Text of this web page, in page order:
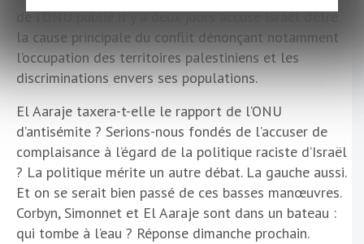
de l’ONU publié il y a deux jours accuse Israël d’être
la cause principale du conflit dénonçant notamment
l’occupation des territoires palestiniens et les
discriminations envers ses populations.
El Aaraje taxera-t-elle le rapport de l’ONU
d’antisémite ? Serions-nous fondés de l’accuser de
complaisance à l’égard de la politique raciste d’Israël
? La politique mérite un autre débat. La gauche aussi.
Et on se serait bien passé de ces basses manœuvres.
Corbyn, Simonnet et El Aaraje sont dans un bateau :
qui tombe à l’eau ? Réponse dimanche prochain.